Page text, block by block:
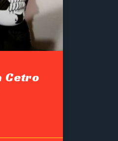
Cetro